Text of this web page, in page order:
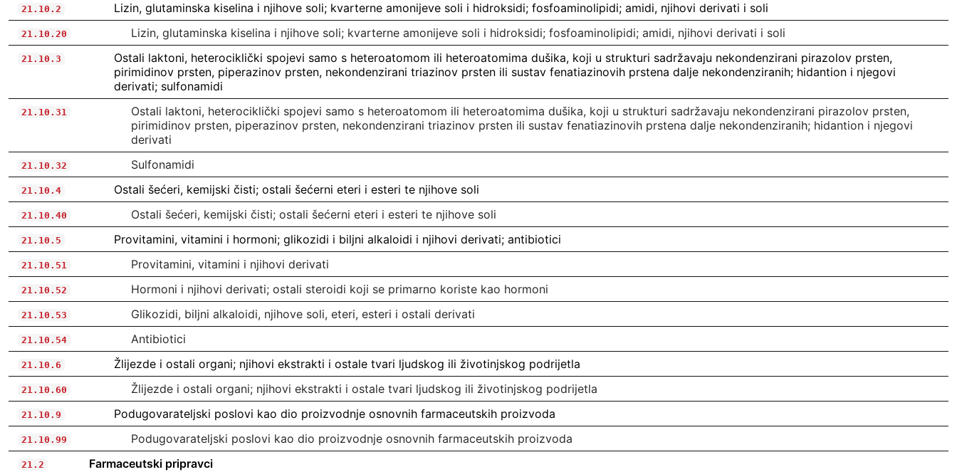
21.10.2 Lizin, glutaminska kiselina i njihove soli; kvarterne amonijeve soli i hidroksidi; fosfoaminolipidi; amidi, njihovi derivati i soli
21.10.20 Lizin, glutaminska kiselina i njihove soli; kvarterne amonijeve soli i hidroksidi; fosfoaminolipidi; amidi, njihovi derivati i soli
21.10.3
Ostali laktoni, heterociklički spojevi samo s heteroatomom ili heteroatomima dušika, koji u strukturi sadržavaju nekondenzirani pirazolov prsten,
pirimidinov prsten, piperazinov prsten, nekondenzirani triazinov prsten ili sustav fenatiazinovih prstena dalje nekondenziranih; hidantion i njegovi
derivati; sulfonamidi
21.10.31
Ostali laktoni, heterociklički spojevi samo s heteroatomom ili heteroatomima dušika, koji u strukturi sadržavaju nekondenzirani pirazolov prsten,
pirimidinov prsten, piperazinov prsten, nekondenzirani triazinov prsten ili sustav fenatiazinovih prstena dalje nekondenziranih; hidantion i njegovi
derivati
21.10.32 Sulfonamidi
21.10.4 Ostali šećeri, kemijski čisti; ostali šećerni eteri i esteri te njihove soli
21.10.40 Ostali šećeri, kemijski čisti; ostali šećerni eteri i esteri te njihove soli
21.10.5 Provitamini, vitamini i hormoni; glikozidi i biljni alkaloidi i njihovi derivati; antibiotici
21.10.51 Provitamini, vitamini i njihovi derivati
21.10.52 Hormoni i njihovi derivati; ostali steroidi koji se primarno koriste kao hormoni
21.10.53 Glikozidi, biljni alkaloidi, njihove soli, eteri, esteri i ostali derivati
21.10.54 Antibiotici
21.10.6 Žlijezde i ostali organi; njihovi ekstrakti i ostale tvari ljudskog ili životinjskog podrijetla
21.10.60 Žlijezde i ostali organi; njihovi ekstrakti i ostale tvari ljudskog ili životinjskog podrijetla
21.10.9 Podugovarateljski poslovi kao dio proizvodnje osnovnih farmaceutskih proizvoda
21.10.99 Podugovarateljski poslovi kao dio proizvodnje osnovnih farmaceutskih proizvoda
21.2 Farmaceutski pripravci